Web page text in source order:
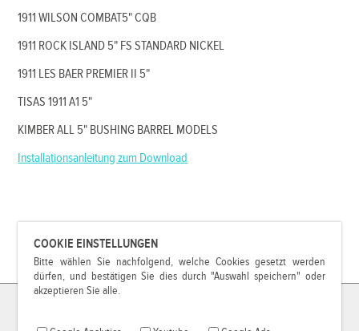
COOKIE EINSTELLUNGEN
Bitte wählen Sie nachfolgend, welche Cookies gesetzt werden
dürfen, und bestätigen Sie dies durch "Auswahl speichern" oder
akzeptieren Sie alle.
1911 WILSON COMBAT5" CQB
1911 ROCK ISLAND 5" FS STANDARD NICKEL
1911 LES BAER PREMIER II 5"
TISAS 1911 A1 5"
KIMBER ALL 5" BUSHING BARREL MODELS
Installationsanleitung zum Download